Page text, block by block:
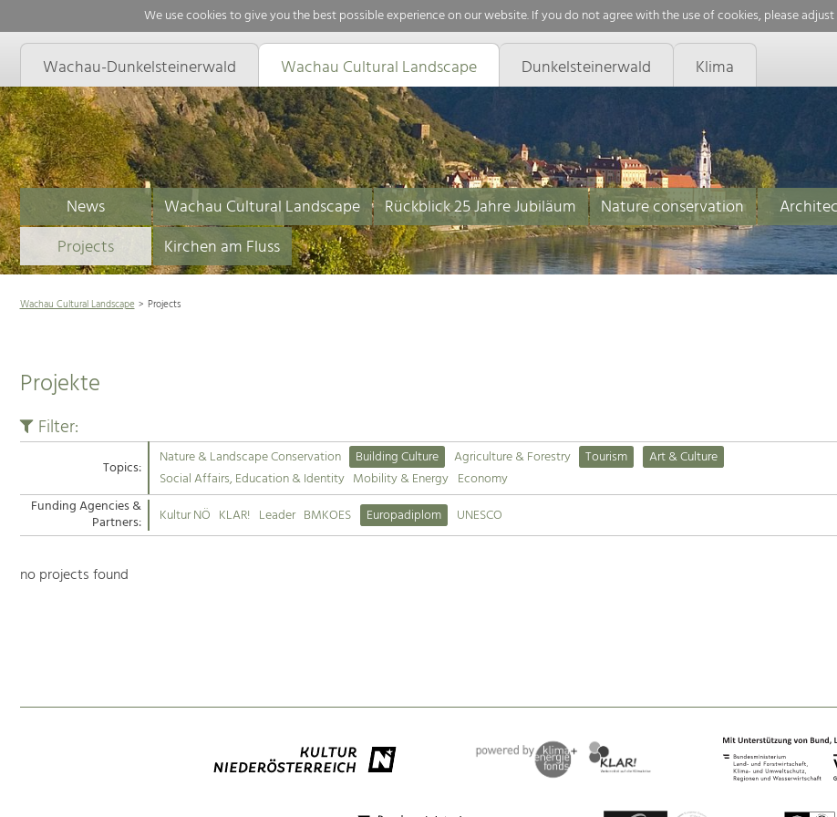
We use cookies to give you the best possible experience on our website. If you do not agree with the use of cookies, please
Wachau-Dunkelsteinerwald Wachau Cultural Landscape Dunkelsteinerwald Klima
News Wachau Cultural Landscape Rückblick 25 Jahre Jubiläum Nature conservation
Projects
Kirchen am Fluss
Wachau Cultural Landscape Projects
Projekte
Filter:
Topics: Nature & Landscape Conservation Building Culture Agriculture & Forestry Tourism
Art & Culture
Social Affairs, Education & Identity Mobility & Energy Economy
Funding Agencies &
Partners: Kultur NÖ KLAR! Leader BMKOES Europadiplom UNESCO
no projects found